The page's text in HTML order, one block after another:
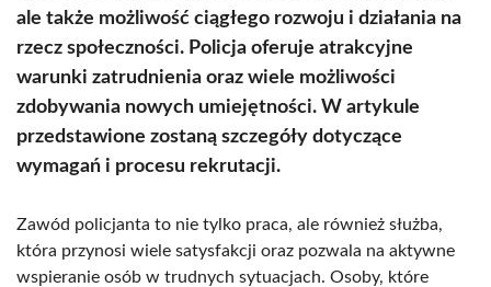
ale także możliwość ciągłego rozwoju i działania na
rzecz społeczności. Policja oferuje atrakcyjne
warunki zatrudnienia oraz wiele możliwości
zdobywania nowych umiejętności. W artykule
przedstawione zostaną szczegóły dotyczące
wymagań i procesu rekrutacji.
Zawód policjanta to nie tylko praca, ale również służba,
która przynosi wiele satysfakcji oraz pozwala na aktywne
wspieranie osób w trudnych sytuacjach. Osoby, które